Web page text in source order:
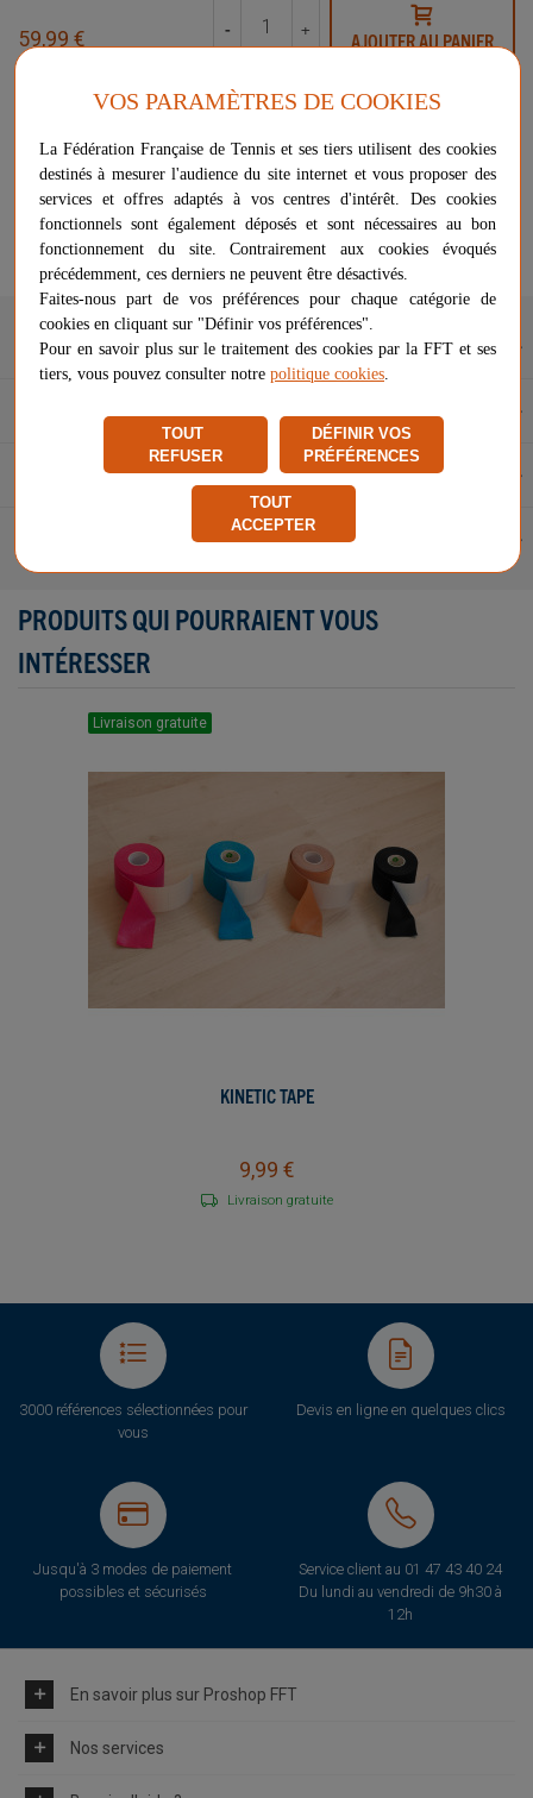
59,99 €
- +
AJOUTER AU PANIER
Chez vousentre le 10/08 et le 12/08
Vendu et expédié par Netsportique
★★★★
★★★★
Signaler un problème d'ordre juridique
Description
Questions et réponses
PRODUITS QUI POURRAIENT VOUS
INTÉRESSER
Livraison gratuite
KINETIC TAPE
9,99 €
Livraison gratuite
3000 références sélectionnées pour
vous
Devis en ligne en quelques clics
Jusqu'à 3 modes de paiement
possibles et sécurisés
Service client au 01 47 43 40 24
Du lundi au vendredi de 9h30 à
12h
En savoir plus sur Proshop FFT
Nos services
VOS PARAMÈTRES DE COOKIES
La Fédération Française de Tennis et ses tiers utilisent des cookies
destinés à mesurer l'audience du site internet et vous proposer des
services et offres adaptés à vos centres d'intérêt. Des cookies
fonctionnels sont également déposés et sont nécessaires au bon
fonctionnement du site. Contrairement aux cookies évoqués
précédemment, ces derniers ne peuvent être désactivés.
Faites-nous part de vos préférences pour chaque catégorie de
cookies en cliquant sur "Définir vos préférences".
Pour en savoir plus sur le traitement des cookies par la FFT et ses
tiers, vous pouvez consulter notre politique cookies
TOUT
REFUSER
DÉFINIR VOS
PRÉFÉRENCES
TOUT
ACCEPTER